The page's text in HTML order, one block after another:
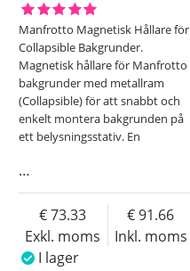
Manfrotto Magnetisk Hållare för
Collapsible Bakgrunder.
Magnetisk hållare för Manfrotto
bakgrunder med metallram
(Collapsible) för att snabbt och
enkelt montera bakgrunden på
ett belysningsstativ. En
…
Exkl. moms
73.33
Inkl. moms
91.66
I lager